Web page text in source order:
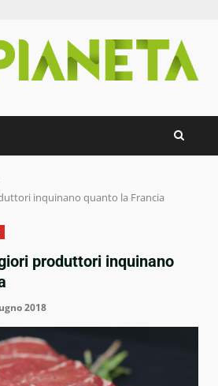
inquinano quanto la Francia
produttori inquinano
2018